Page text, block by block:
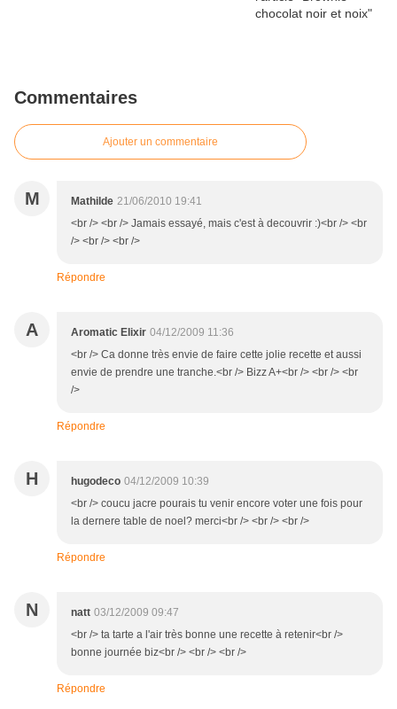
Commentaires
Ajouter un commentaire
M Mathilde 21/06/2010 19:41
<br /> <br /> Jamais essayé, mais c'est à decouvrir :)<br /> <br
/> <br /> <br />
Répondre
A Aromatic Elixir 04/12/2009 11:36
<br /> Ca donne très envie de faire cette jolie recette et aussi
envie de prendre une tranche.<br /> Bizz A+<br /> <br /> <br
/>
Répondre
H hugodeco 04/12/2009 10:39
<br /> coucu jacre pourais tu venir encore voter une fois pour
la dernere table de noel? merci<br /> <br /> <br />
Répondre
N natt 03/12/2009 09:47
<br /> ta tarte a l'air très bonne une recette à retenir<br />
bonne journée biz<br /> <br /> <br />
Répondre